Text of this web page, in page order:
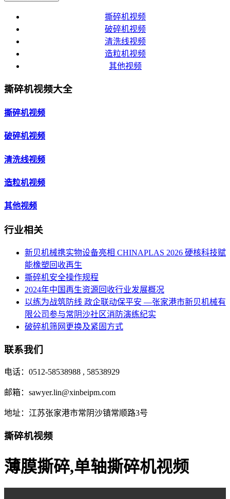
撕碎机视频
破碎机视频
清洗线视频
造粒机视频
其他视频
撕碎机视频大全
撕碎机视频
破碎机视频
清洗线视频
造粒机视频
其他视频
行业相关
新贝机械携实物设备亮相 CHINAPLAS 2026 硬核科技赋
能橡塑回收再生
撕碎机安全操作规程
2024年中国再生资源回收行业发展概况
以练为战筑防线 政企联动保平安 —张家港市新贝机械有
限公司参与常阴沙社区消防演练纪实
破碎机筛网更换及紧固方式
联系我们
电话：0512-58538988 , 58538929
邮箱：sawyer.lin@xinbeipm.com
地址：江苏张家港市常阴沙镇常顺路3号
撕碎机视频
薄膜撕碎,单轴撕碎机视频